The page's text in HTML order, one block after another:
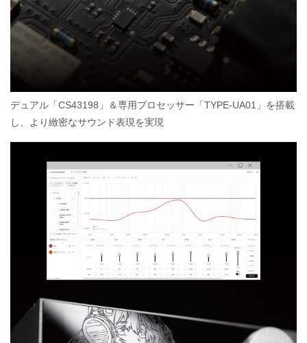
デュアル「CS43198」＆専用プロセッサー「TYPE-UA01」を搭載
し、より緻密なサウンド表現を実現